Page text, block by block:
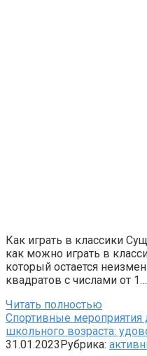
Как играть в классики
как можно играть в
который остается
квадратов с числами от 1…
Читать полностью
Спортивные мероприятия
школьного возраста:
31.01.2023Рубрика: